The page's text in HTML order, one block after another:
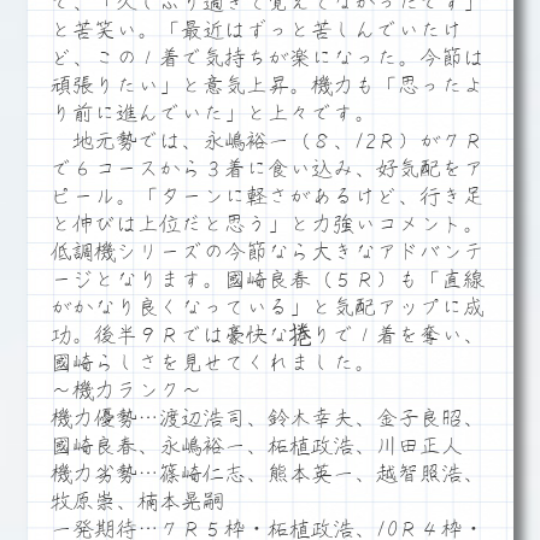
と苦笑い。「最近はずっと苦しんでいたけ
ど、この１着で気持ちが楽になった。今節は
頑張りたい」と意気上昇。機力も「思ったよ
り前に進んでいた」と上々です。
地元勢では、永嶋裕一（８、12Ｒ）が７Ｒ
で６コースから３着に食い込み、好気配をア
ピール。「ターンに軽さがあるけど、行き足
と伸びは上位だと思う」と力強いコメント。
低調機シリーズの今節なら大きなアドバンテ
ージとなります。國崎良春（５Ｒ）も「直線
がかなり良くなっている」と気配アップに成
功。後半９Ｒでは豪快な捲りで１着を奪い、
國崎らしさを見せてくれました。
～機力ランク～
機力優勢…渡辺浩司、鈴木幸夫、金子良昭、
國崎良春、永嶋裕一、柘植政浩、川田正人
機力劣勢…篠崎仁志、熊本英一、越智照浩、
牧原崇、楠本晃嗣
一発期待…７Ｒ５枠・柘植政浩、10Ｒ４枠・